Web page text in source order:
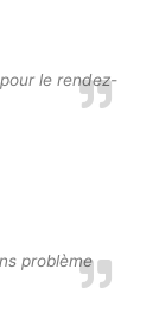
le rendez-
problème